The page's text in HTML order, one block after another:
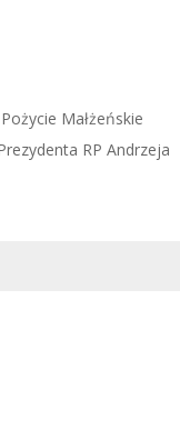
Małżeńskie
RP Andrzeja